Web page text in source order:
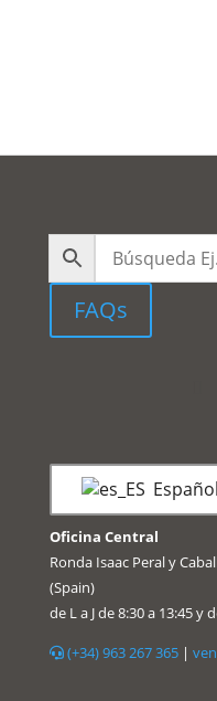
FAQs
Español
Oficina Central
Ronda Isaac Peral y
(Spain)
de L a J de 8:30 a 13:45 y
(+34) 963 267 365|